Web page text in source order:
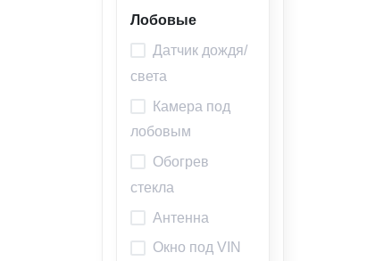
Лобовые
Датчик дождя/
света
Камера под
лобовым
Обогрев
стекла
Антенна
Окно под VIN